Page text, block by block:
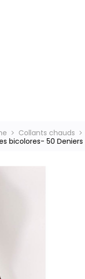
Collants chauds
bicolores- 50